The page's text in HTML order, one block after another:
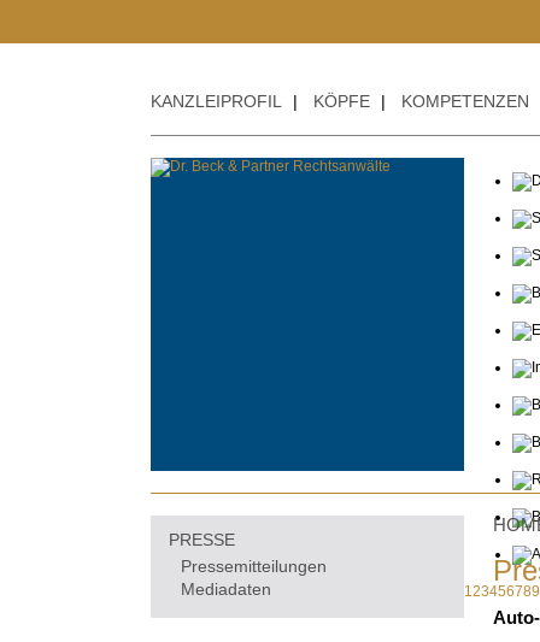
KANZLEIPROFIL | KÖPFE | KOMPETENZEN
123456789
PRESSE
Pressemitteilungen
Mediadaten